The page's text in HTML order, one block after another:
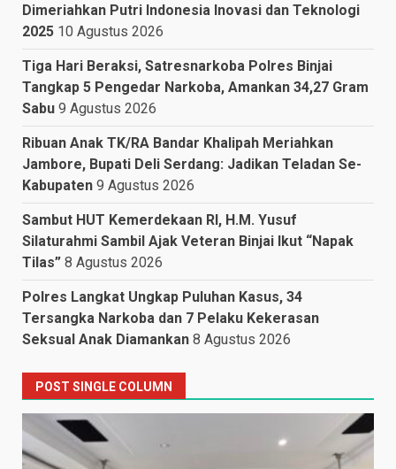
Dimeriahkan Putri Indonesia Inovasi dan Teknologi
2025 10 Agustus 2026
Tiga Hari Beraksi, Satresnarkoba Polres Binjai
Tangkap 5 Pengedar Narkoba, Amankan 34,27 Gram
Sabu 9 Agustus 2026
Ribuan Anak TK/RA Bandar Khalipah Meriahkan
Jambore, Bupati Deli Serdang: Jadikan Teladan Se-
Kabupaten 9 Agustus 2026
Sambut HUT Kemerdekaan RI, H.M. Yusuf
Silaturahmi Sambil Ajak Veteran Binjai Ikut “Napak
Tilas” 8 Agustus 2026
Polres Langkat Ungkap Puluhan Kasus, 34
Tersangka Narkoba dan 7 Pelaku Kekerasan
Seksual Anak Diamankan 8 Agustus 2026
POST SINGLE COLUMN